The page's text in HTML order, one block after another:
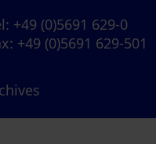
: +49 (0)5691 629-0
: +49 (0)5691 629-501